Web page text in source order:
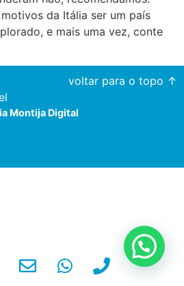
da Itália ser um país
e mais uma vez, conte
voltar para o topo ↑
Montija Digital